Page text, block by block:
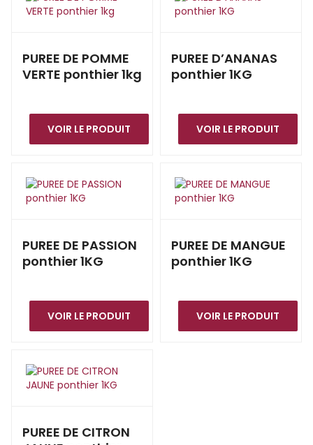
PUREE DE POMME
VERTE ponthier 1kg
VOIR LE PRODUIT
PUREE D’ANANAS
ponthier 1KG
VOIR LE PRODUIT
PUREE DE PASSION
ponthier 1KG
VOIR LE PRODUIT
PUREE DE MANGUE
ponthier 1KG
VOIR LE PRODUIT
PUREE DE CITRON